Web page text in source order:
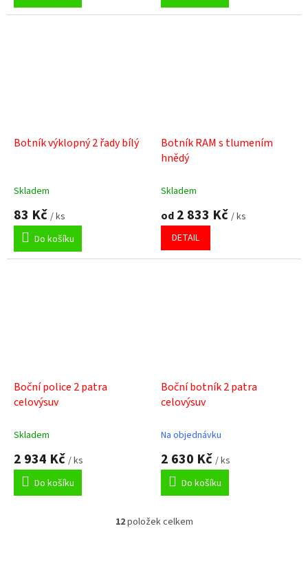
Botník výklopný 2 řady bílý
Skladem
83 Kč / ks
Do košíku
Botník RAM s tlumením
hnědý
Skladem
od 2 833 Kč / ks
DETAIL
Boční police 2 patra
celovýsuv
Skladem
2 934 Kč / ks
Do košíku
Boční botník 2 patra
celovýsuv
Na objednávku
2 630 Kč / ks
Do košíku
O
12položek celkem